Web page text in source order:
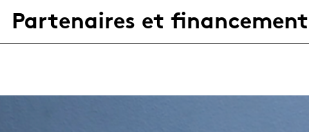
Partenaires et financement